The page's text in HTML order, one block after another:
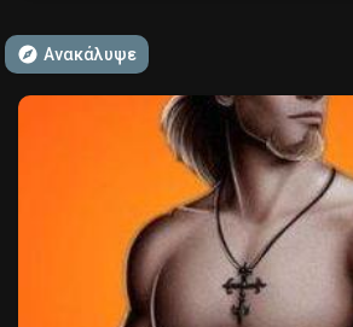
Ανακάλυψε Σελίδες
Σελίδες που μου αρέσουν
Δημοφιλείς δημοσιεύσεις
Ανακάλυψε